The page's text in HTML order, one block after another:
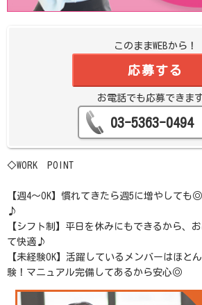
このままWEBから！
応募する
お電話でも応募できます
03-5363-0494
◇WORK POINT
【週4～OK】慣れてきたら週5に増やして
♪
【シフト制】平日を休みにもできるから、
て快適♪
【未経験OK】活躍しているメンバーはほと
験！マニュアル完備してあるから安心◎